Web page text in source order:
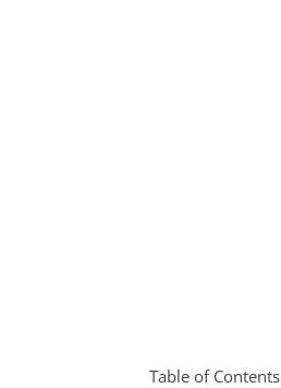
Table of Contents